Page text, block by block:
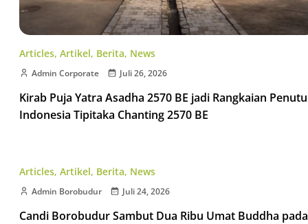
Articles, Artikel, Berita, News
Admin Corporate Juli 26, 2026
Kirab Puja Yatra Asadha 2570 BE jadi Rangkaian
Indonesia Tipitaka Chanting 2570 BE
Articles, Artikel, Berita, News
Admin Borobudur Juli 24, 2026
Candi Borobudur Sambut Dua Ribu Umat Buddha pada